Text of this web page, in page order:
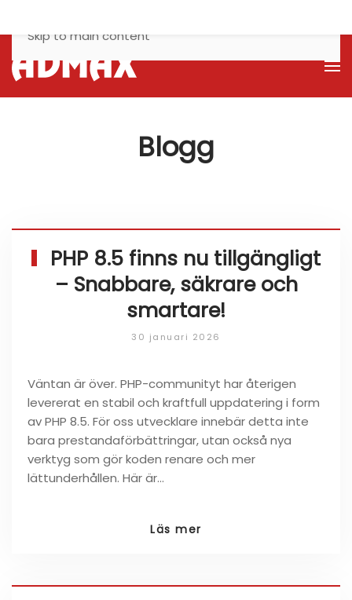
Skip to main content
Blogg
PHP 8.5 finns nu tillgängligt
– Snabbare, säkrare och
smartare!
30 januari 2026
Väntan är över. PHP-communityt har återigen
levererat en stabil och kraftfull uppdatering i form
av PHP 8.5. För oss utvecklare innebär detta inte
bara prestandaförbättringar, utan också nya
verktyg som gör koden renare och mer
lättunderhållen. Här är…
Läs mer